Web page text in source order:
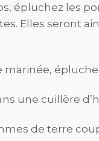
épluchez les
Elles seront
marinée,
une cuillère
de terre